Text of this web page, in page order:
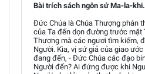
Bài trích sách ngôn sứ Ma-la-khi.
Đức Chúa là Chúa Thượng phán
của Ta đến dọn đường trước mặt
Thượng mà các ngươi tìm kiếm,
Người. Kìa, vị sứ giả của giao
đang đến, - Đức Chúa các đạo
Người đến? Ai đứng được khi